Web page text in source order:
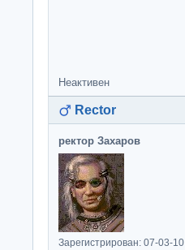
Неактивен
Rector
ректор Захаров
Зарегистрирован: 07-03-10